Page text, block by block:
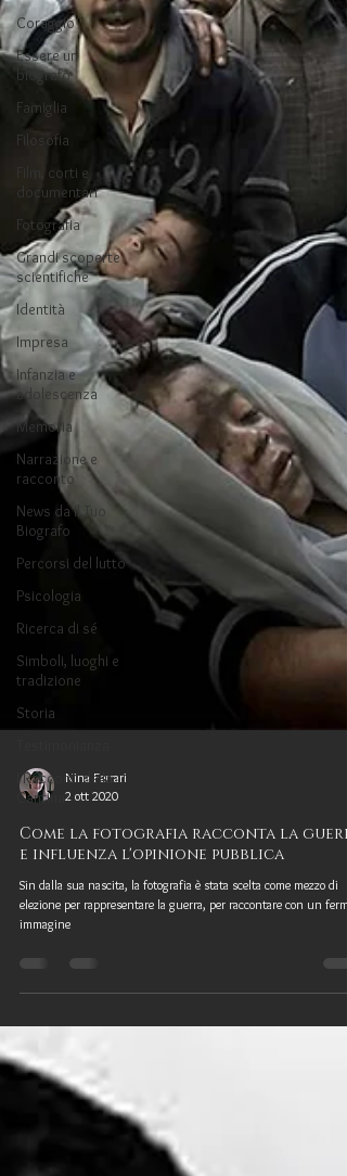
Coraggio
Essere un
biografo
Famiglia
Filosofia
Film, corti e
documentari
Fotografia
Grandi scoperte
scientifiche
Identità
Impresa
Infanzia e
adolescenza
Memoria
Narrazione e
racconto
News da Il Tuo
Biografo
Percorsi del lutto
Psicologia
Ricerca di sé
Simboli, luoghi e
tradizione
Storia
I Racconti della
Cantina
2 ott 2020
Come la fotografia racconta la
e influenza l'opinione pubblica
Sin dalla sua nascita, la fotografia è stata scelta come mezzo di
immagine